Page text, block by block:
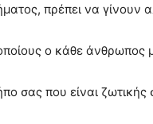
πρέπει να γίνουν
ο κάθε άνθρωπος
σας που είναι